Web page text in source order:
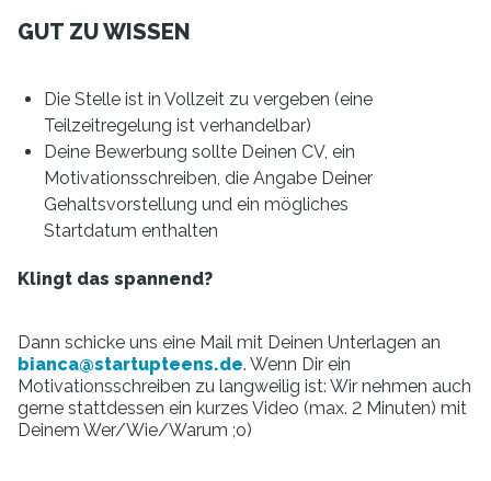
GUT ZU WISSEN
Die Stelle ist in Vollzeit zu vergeben (eine
Teilzeitregelung ist verhandelbar)
Deine Bewerbung sollte Deinen CV, ein
Motivationsschreiben, die Angabe Deiner
Gehaltsvorstellung und ein mögliches
Startdatum enthalten
Klingt das spannend?
Dann schicke uns eine Mail mit Deinen Unterlagen an
bianca@startupteens.de. Wenn Dir ein
Motivationsschreiben zu langweilig ist: Wir nehmen auch
gerne stattdessen ein kurzes Video (max. 2 Minuten) mit
Deinem Wer/Wie/Warum ;o)